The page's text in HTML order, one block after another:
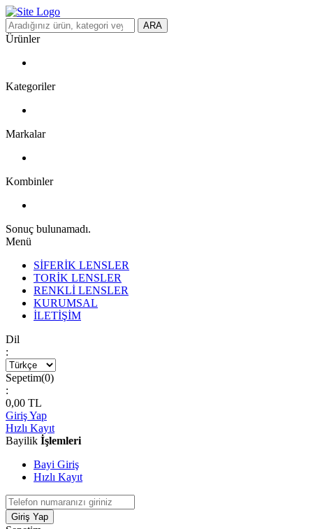
ARA
Ürünler
Kategoriler
Markalar
Kombinler
Sonuç bulunamadı.
Menü
SİFERİK LENSLER
TORİK LENSLER
RENKLİ LENSLER
KURUMSAL
İLETİŞİM
Dil
:
Sepetim(0)
:
0,00 TL
Giriş Yap
Hızlı Kayıt
Bayilik İşlemleri
Bayi Giriş
Hızlı Kayıt
Giriş Yap